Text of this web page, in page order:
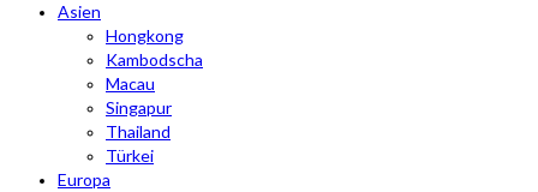
Asien
Hongkong
Kambodscha
Macau
Singapur
Thailand
Türkei
Europa